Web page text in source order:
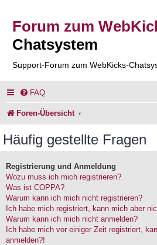
Forum zum
Chatsystem
Support-Forum zum WebKicks-
FAQ
Foren-Übersicht
Häufig gestellte Fragen
Registrierung und Anmeldung
Wozu muss ich mich registrieren?
Was ist COPPA?
Warum kann ich mich nicht registrieren?
Ich habe mich registriert, kann mich aber
Warum kann ich mich nicht anmelden?
Ich habe mich vor einiger Zeit registriert,
anmelden?!